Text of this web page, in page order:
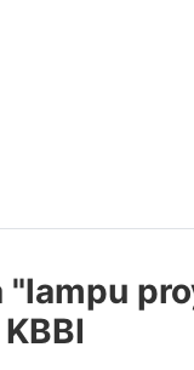
"lampu